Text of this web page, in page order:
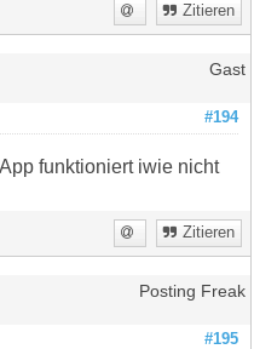
Zitieren
Gast
#194
funktioniert iwie nicht
Zitieren
Posting Freak
#195